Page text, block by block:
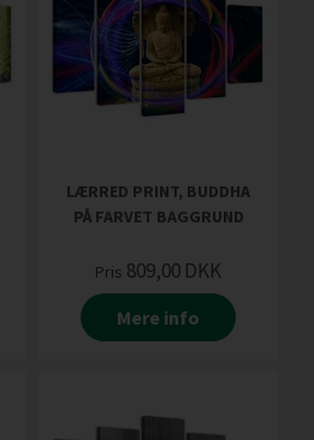
LÆRRED PRINT, BUDDHA
PÅ FARVET BAGGRUND
Pris 809,00 DKK
Mere info